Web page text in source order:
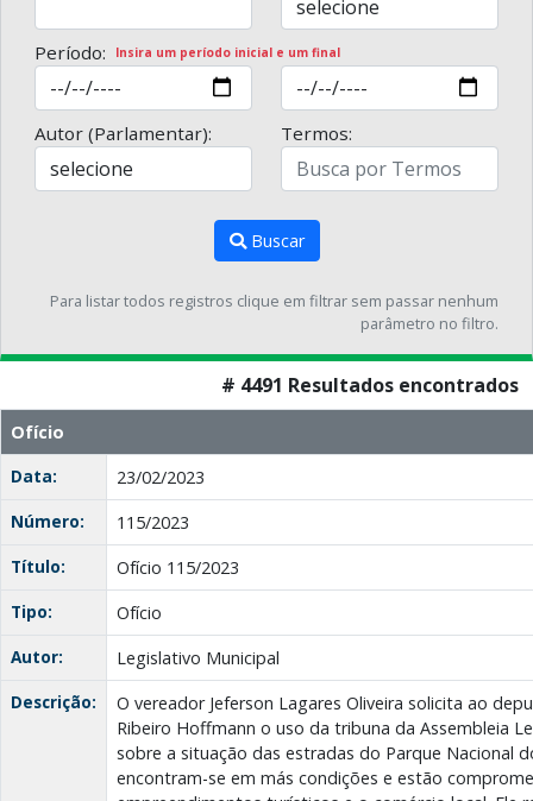
Período: Insira um período inicial e um final
Autor (Parlamentar): Termos:
Buscar
Para listar todos registros clique em filtrar sem passar nenhum
parâmetro no filtro.
# 4491 Resultados encontrados
Ofício
Data:
23/02/2023
Número:
115/2023
Título:
Ofício 115/2023
Tipo:
Ofício
Autor:
Legislativo Municipal
Descrição:
O vereador Jeferson Lagares Oliveira solicita ao
Ribeiro Hoffmann o uso da tribuna da Assembleia
sobre a situação das estradas do Parque Nacional
encontram-se em más condições e estão